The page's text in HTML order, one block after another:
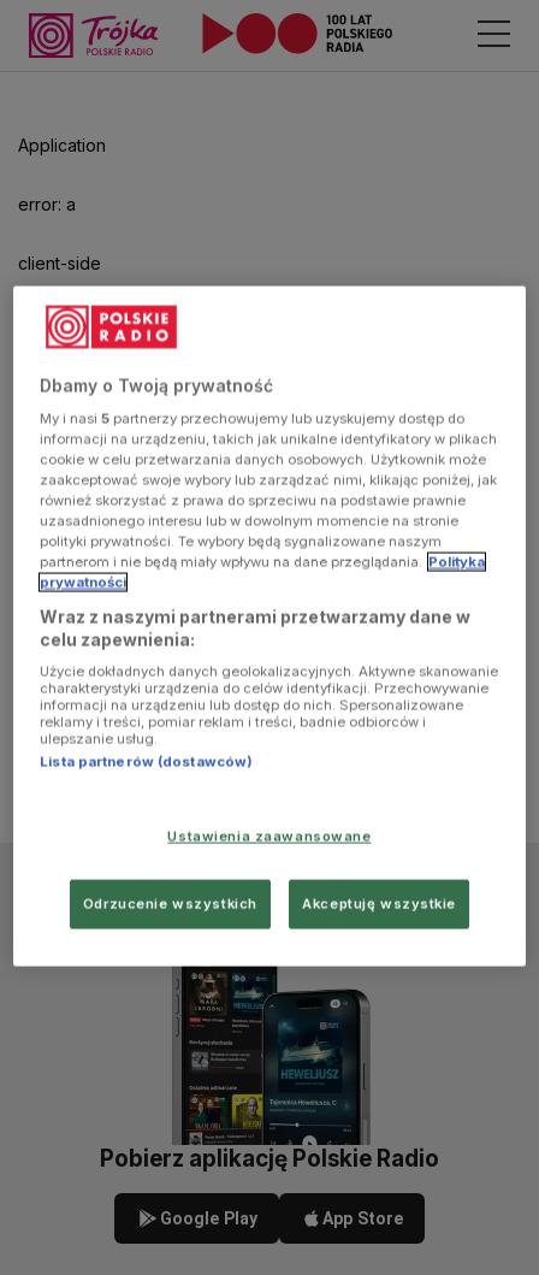
Application
error: a
client-side
exception
has
occurred
(see the
browser
console for
more
information)
aby
odtwarzać.
Pobierz aplikację Polskie Radio
Google Play App Store
Dbamy o Twoją prywatność
My i nasi5 partnerzy przechowujemy lub uzyskujemy dostęp do
informacji na urządzeniu, takich jak unikalne identyfikatory w plikach
cookie w celu przetwarzania danych osobowych. Użytkownik może
zaakceptować swoje wybory lub zarządzać nimi, klikając poniżej, jak
również skorzystać z prawa do sprzeciwu na podstawie prawnie
uzasadnionego interesu lub w dowolnym momencie na stronie
polityki prywatności. Te wybory będą sygnalizowane naszym
partnerom i nie będą miały wpływu na dane przeglądania. Polityka
prywatności
Wraz z naszymi partnerami przetwarzamy dane w
celu zapewnienia:
Użycie dokładnych danych geolokalizacyjnych. Aktywne skanowanie
charakterystyki urządzenia do celów identyfikacji. Przechowywanie
informacji na urządzeniu lub dostęp do nich. Spersonalizowane
reklamy i treści, pomiar reklam i treści, badnie odbiorców i
ulepszanie usług.
Lista partnerów (dostawców)
Ustawienia zaawansowane
Odrzucenie wszystkich Akceptuję wszystkie